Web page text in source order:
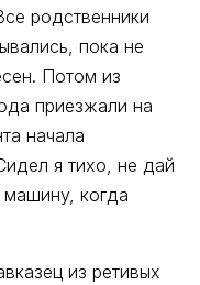
родственники
пока не
Потом из
приезжали на
начала
я тихо, не дай
когда
из ретивых